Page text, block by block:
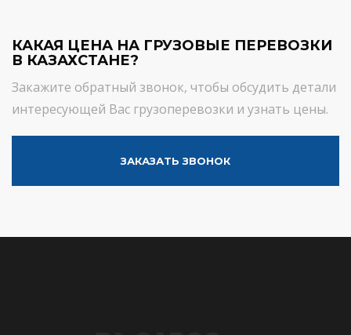
КАКАЯ ЦЕНА НА ГРУЗОВЫЕ ПЕРЕВОЗКИ
В КАЗАХСТАНЕ?
Закажите обратный звонок, чтобы обсудить детали
интересующей Вас грузоперевозки и узнать цены.
ЗАКАЗАТЬ ЗВОНОК